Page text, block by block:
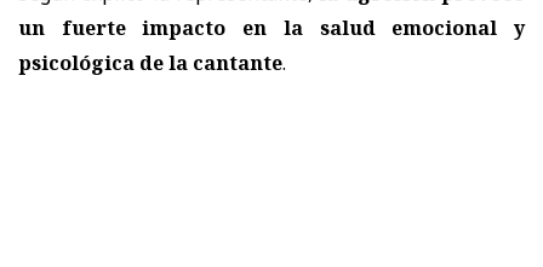
un fuerte impacto en la salud emocional y
psicológica de la cantante.